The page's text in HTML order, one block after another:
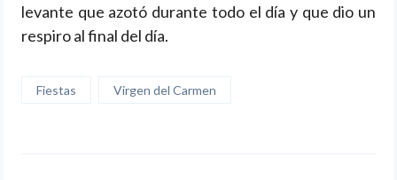
levante que azotó durante todo el día y que dio un
respiro al final del día.
Fiestas Virgen del Carmen